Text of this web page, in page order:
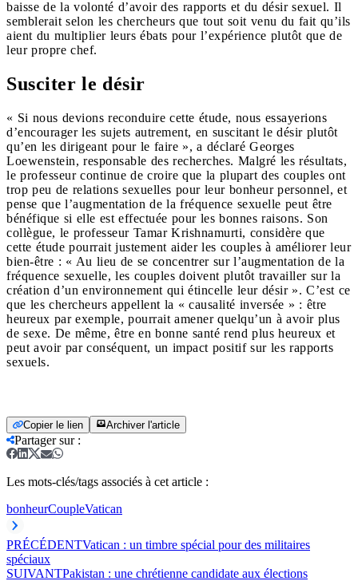
baisse de la volonté d’avoir des rapports et du désir sexuel. Il
semblerait selon les chercheurs que tout soit venu du fait qu’ils
aient du multiplier leurs ébats pour l’expérience plutôt que de
leur propre chef.
Susciter le désir
« Si nous devions reconduire cette étude, nous essayerions
d’encourager les sujets autrement, en suscitant le désir plutôt
qu’en les dirigeant pour le faire », a déclaré Georges
Loewenstein, responsable des recherches. Malgré les résultats,
le professeur continue de croire que la plupart des couples ont
trop peu de relations sexuelles pour leur bonheur personnel, et
pense que l’augmentation de la fréquence sexuelle peut être
bénéfique si elle est effectuée pour les bonnes raisons. Son
collègue, le professeur Tamar Krishnamurti, considère que
cette étude pourrait justement aider les couples à améliorer leur
bien-être : « Au lieu de se concentrer sur l’augmentation de la
fréquence sexuelle, les couples doivent plutôt travailler sur la
création d’un environnement qui étincelle leur désir ». C’est ce
que les chercheurs appellent la « causalité inversée » : être
heureux par exemple, pourrait amener quelqu’un à avoir plus
de sexe. De même, être en bonne santé rend plus heureux et
peut avoir par conséquent, un impact positif sur les rapports
sexuels.
Copier le lien Archiver l'article
Partager sur:
Les mots-clés/tags associés à cet article :
bonheurCoupleVatican
PRÉCÉDENTVatican : un timbre spécial pour des militaires
spéciaux
SUIVANTPakistan : une chrétienne candidate aux élections